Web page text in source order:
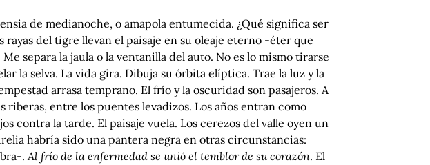
de medianoche, o amapola entumecida. ¿Qué significa ser
rayas del tigre llevan el paisaje en su oleaje eterno -éter que
separa la jaula o la ventanilla del auto. No es lo mismo tirarse
la selva. La vida gira. Dibuja su órbita elíptica. Trae la luz y la
arrasa temprano. El frío y la oscuridad son pasajeros. A
riberas, entre los puentes levadizos. Los años entran como
contra la tarde. El paisaje vuela. Los cerezos del valle oyen un
habría sido una pantera negra en otras circunstancias:
.Al frío de la enfermedad se unió el temblor de su corazón. El